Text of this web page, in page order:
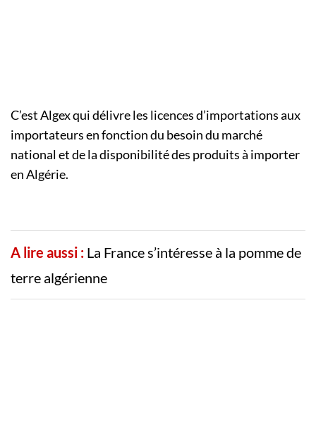
C’est Algex qui délivre les licences d’importations aux
importateurs en fonction du besoin du marché
national et de la disponibilité des produits à importer
en Algérie.
A lire aussi : La France s’intéresse à la pomme de
terre algérienne